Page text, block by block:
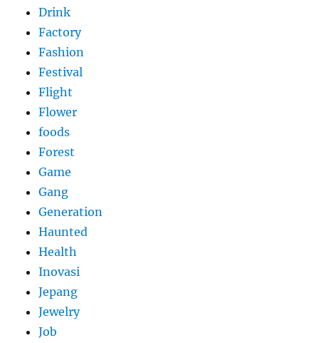
Drink
Factory
Fashion
Festival
Flight
Flower
foods
Forest
Game
Gang
Generation
Haunted
Health
Inovasi
Jepang
Jewelry
Job